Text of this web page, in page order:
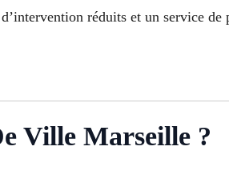
réduits et un service de
Ville Marseille ?